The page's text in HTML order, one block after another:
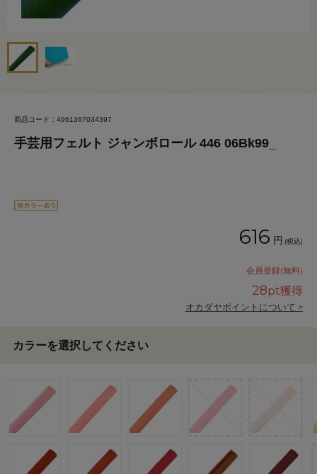
商品コード：4961367034397
手芸用フェルト ジャンボロール 446 06Bk99_
616 円 (税込)
会員登録(無料)
28pt獲得
オカダヤポイントについて >
カラーを選択してください